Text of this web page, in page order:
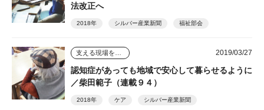
法改正へ
2018年 シルバー産業新聞 福祉部会
2019/03/27
認知症があっても地域で安心して暮らせるように
／柴田範子（連載９４）
2018年 ケア シルバー産業新聞